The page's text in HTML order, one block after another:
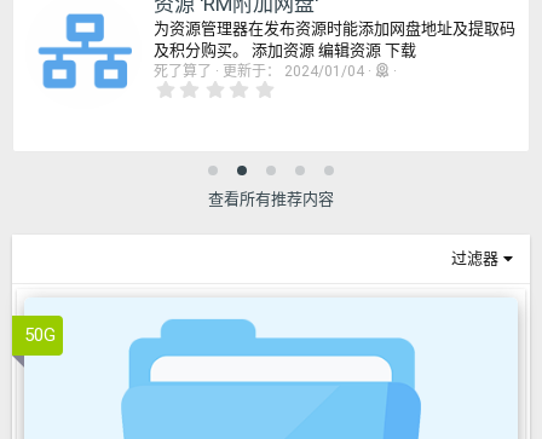
为资源管理器在发布资源时能添加网盘地址及提取码
及积分购买。 添加资源 编辑资源 下载
死了算了 更新于： 2024/01/04
查看所有推荐内容
过滤器
50G
UI.X 2 2.2.15.0.2